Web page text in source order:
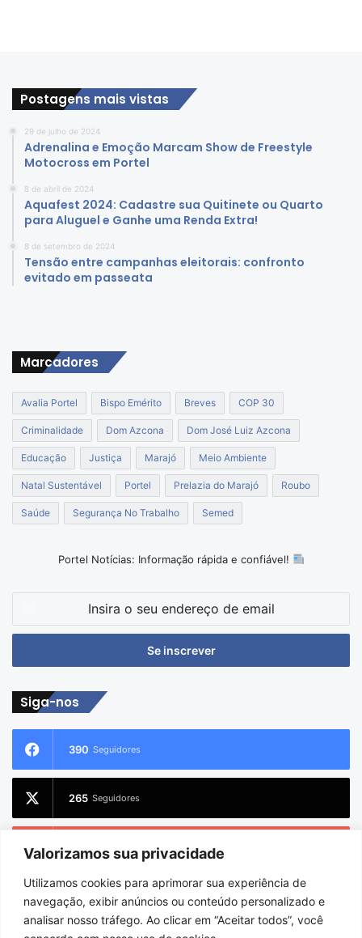
Valorizamos sua privacidade
Utilizamos cookies para aprimorar sua experiência de
navegação, exibir anúncios ou conteúdo personalizado e
analisar nosso tráfego. Ao clicar em “Aceitar todos”, você
Postagens mais vistas
29 de julho de 2024
Adrenalina e Emoção Marcam Show de Freestyle
Motocross em Portel
8 de abril de 2024
Aquafest 2024: Cadastre sua Quitinete ou Quarto
para Aluguel e Ganhe uma Renda Extra!
8 de setembro de 2024
Tensão entre campanhas eleitorais: confronto
evitado em passeata
Marcadores
Avalia Portel Bispo Emérito Breves COP 30
Criminalidade Dom Azcona Dom José Luiz Azcona
Educação Justiça Marajó Meio Ambiente
Natal Sustentável Portel Prelazia do Marajó Roubo
Saúde Segurança No Trabalho Semed
Portel Notícias: Informação rápida e confiável!
seu
de
Siga-nos
390 Seguidores
265 Seguidores
2.733 Seguidores